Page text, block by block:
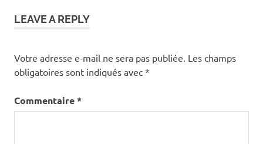
LEAVE A REPLY
Votre adresse e-mail ne sera pas publiée. Les champs
obligatoires sont indiqués avec *
Commentaire*